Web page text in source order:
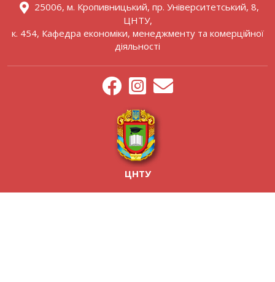
25006, м. Кропивницький, пр. Університетський, 8,
ЦНТУ,
к. 454, Кафедра економіки, менеджменту та комерційної
діяльності
ЦНТУ